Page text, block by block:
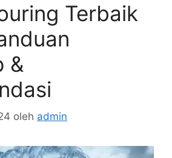
Terbaik
&
oleh admin